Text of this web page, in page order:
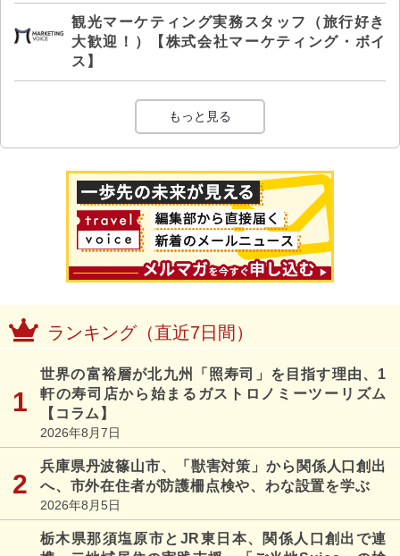
観光マーケティング実務スタッフ（旅行好き
大歓迎！）【株式会社マーケティング・ボイ
ス】
もっと見る
ランキング（直近7日間）
世界の富裕層が北九州「照寿司」を目指す理由、1
軒の寿司店から始まるガストロノミーツーリズム
【コラム】
2026年8月7日
兵庫県丹波篠山市、「獣害対策」から関係人口創出
へ、市外在住者が防護柵点検や、わな設置を学ぶ
2026年8月5日
栃木県那須塩原市とJR東日本、関係人口創出で連